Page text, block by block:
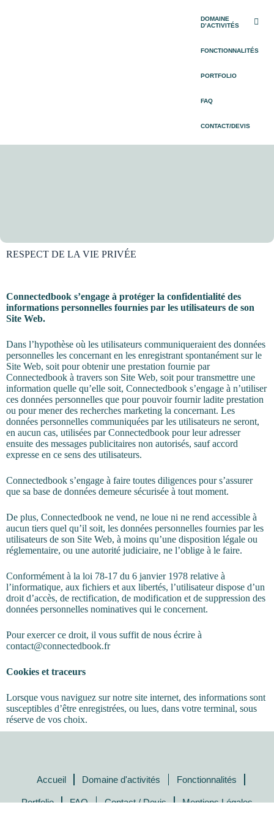
DOMAINE
D’ACTIVITÉS
FONCTIONNALITÉS
PORTFOLIO
FAQ
CONTACT/DEVIS
RESPECT DE LA VIE PRIVÉE
Connectedbook s’engage à protéger la confidentialité des
informations personnelles fournies par les utilisateurs de son
Site Web.
Dans l’hypothèse où les utilisateurs communiqueraient des données
personnelles les concernant en les enregistrant spontanément sur le
Site Web, soit pour obtenir une prestation fournie par
Connectedbook à travers son Site Web, soit pour transmettre une
information quelle qu’elle soit, Connectedbook s’engage à n’utiliser
ces données personnelles que pour pouvoir fournir ladite prestation
ou pour mener des recherches marketing la concernant. Les
données personnelles communiquées par les utilisateurs ne seront,
en aucun cas, utilisées par Connectedbook pour leur adresser
ensuite des messages publicitaires non autorisés, sauf accord
expresse en ce sens des utilisateurs.
Connectedbook s’engage à faire toutes diligences pour s’assurer
que sa base de données demeure sécurisée à tout moment.
De plus, Connectedbook ne vend, ne loue ni ne rend accessible à
aucun tiers quel qu’il soit, les données personnelles fournies par les
utilisateurs de son Site Web, à moins qu’une disposition légale ou
réglementaire, ou une autorité judiciaire, ne l’oblige à le faire.
Conformément à la loi 78-17 du 6 janvier 1978 relative à
l’informatique, aux fichiers et aux libertés, l’utilisateur dispose d’un
droit d’accès, de rectification, de modification et de suppression des
données personnelles nominatives qui le concernent.
Pour exercer ce droit, il vous suffit de nous écrire à
contact@connectedbook.fr
Cookies et traceurs
Lorsque vous naviguez sur notre site internet, des informations sont
susceptibles d’être enregistrées, ou lues, dans votre terminal, sous
réserve de vos choix.
Accueil Domaine d'activités Fonctionnalités
Portfolio FAQ Contact / Devis Mentions Légales